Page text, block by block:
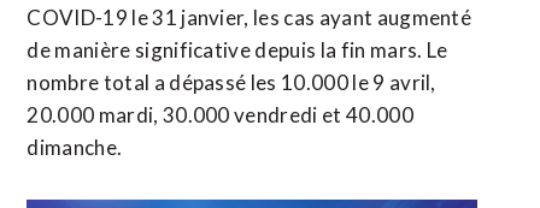
COVID-19 le 31 janvier, les cas ayant augmenté
de manière significative depuis la fin mars. Le
nombre total a dépassé les 10.000 le 9 avril,
20.000 mardi, 30.000 vendredi et 40.000
dimanche.